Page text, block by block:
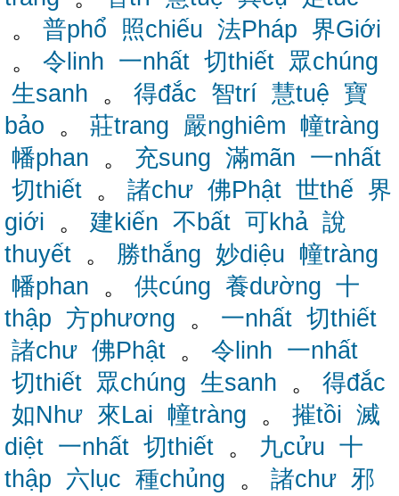
。 普phổ 照chiếu 法Pháp 界Giới
。 令linh 一nhất 切thiết 眾chúng
生sanh 。 得đắc 智trí 慧tuệ 寶
bảo 。 莊trang 嚴nghiêm 幢tràng
幡phan 。 充sung 滿mãn 一nhất
切thiết 。 諸chư 佛Phật 世thế 界
giới 。 建kiến 不bất 可khả 說
thuyết 。 勝thắng 妙diệu 幢tràng
幡phan 。 供cúng 養dường 十
thập 方phương 。 一nhất 切thiết
諸chư 佛Phật 。 令linh 一nhất
切thiết 眾chúng 生sanh 。 得đắc
如Như 來Lai 幢tràng 。 摧tồi 滅
diệt 一nhất 切thiết 。 九cửu 十
thập 六lục 種chủng 。 諸chư 邪